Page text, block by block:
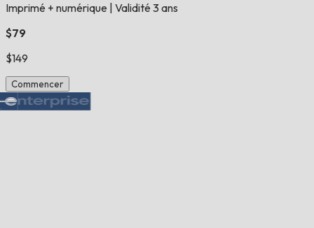
Imprimé + numérique Validité 3 ans
$79
$149
Commencer